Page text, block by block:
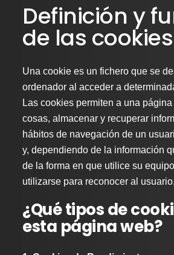
Definición y
de las cookies
Una cookie es un fichero que se
ordenador al acceder a
Las cookies permiten a una
cosas, almacenar y recuperar
hábitos de navegación de un
y, dependiendo de la información
de la forma en que utilice su
utilizarse para reconocer al usuario.
¿Qué tipos de
esta página web?